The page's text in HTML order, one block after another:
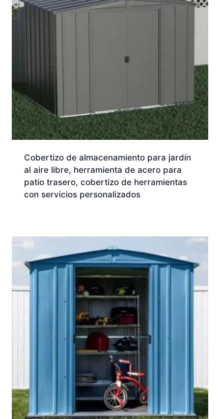
Cobertizo de almacenamiento para jardín
al aire libre, herramienta de acero para
patio trasero, cobertizo de herramientas
con servicios personalizados